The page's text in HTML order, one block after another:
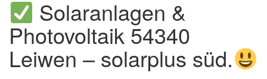
Solaranlagen &
Photovoltaik 54340
Leiwen – solarplus süd.